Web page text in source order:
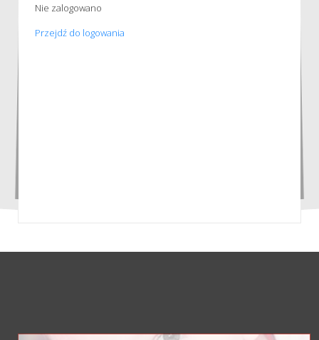
Nie zalogowano
Przejdź do logowania